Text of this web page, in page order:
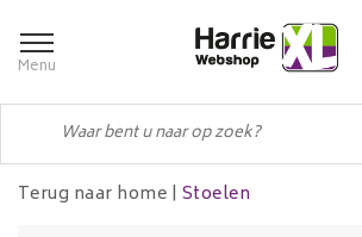
Menu
Terug naar home | Stoelen